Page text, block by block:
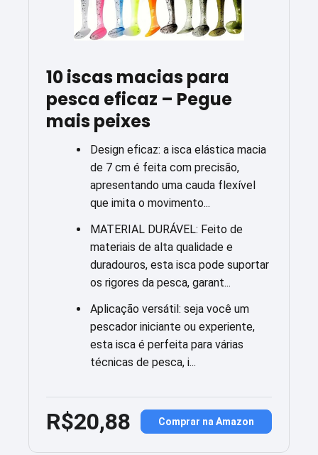
10 iscas macias para
pesca eficaz – Pegue
mais peixes
Design eficaz: a isca elástica macia
de 7 cm é feita com precisão,
apresentando uma cauda flexível
que imita o movimento...
MATERIAL DURÁVEL: Feito de
materiais de alta qualidade e
duradouros, esta isca pode suportar
os rigores da pesca, garant...
Aplicação versátil: seja você um
pescador iniciante ou experiente,
esta isca é perfeita para várias
técnicas de pesca, i...
R$20,88 Comprar na Amazon